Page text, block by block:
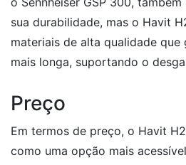
sua durabilidade, mas o Havit
materiais de alta qualidade que
mais longa, suportando o
Preço
Em termos de preço, o Havit
como uma opção mais